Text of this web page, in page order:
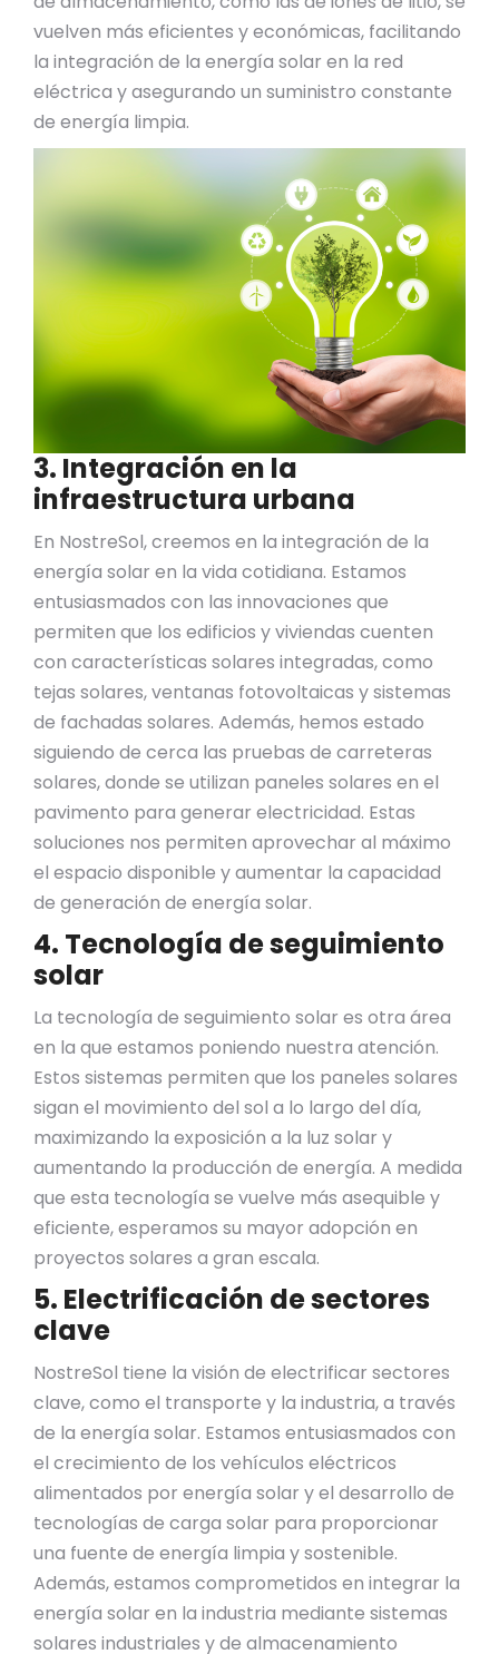
vuelven más eficientes y económicas, facilitando
la integración de la energía solar en la red
eléctrica y asegurando un suministro constante
de energía limpia.
3. Integración en la
infraestructura urbana
En NostreSol, creemos en la integración de la
energía solar en la vida cotidiana. Estamos
entusiasmados con las innovaciones que
permiten que los edificios y viviendas cuenten
con características solares integradas, como
tejas solares, ventanas fotovoltaicas y sistemas
de fachadas solares. Además, hemos estado
siguiendo de cerca las pruebas de carreteras
solares, donde se utilizan paneles solares en el
pavimento para generar electricidad. Estas
soluciones nos permiten aprovechar al máximo
el espacio disponible y aumentar la capacidad
de generación de energía solar.
4. Tecnología de seguimiento
solar
La tecnología de seguimiento solar es otra área
en la que estamos poniendo nuestra atención.
Estos sistemas permiten que los paneles solares
sigan el movimiento del sol a lo largo del día,
maximizando la exposición a la luz solar y
aumentando la producción de energía. A medida
que esta tecnología se vuelve más asequible y
eficiente, esperamos su mayor adopción en
proyectos solares a gran escala.
5. Electrificación de sectores
clave
NostreSol tiene la visión de electrificar sectores
clave, como el transporte y la industria, a través
de la energía solar. Estamos entusiasmados con
el crecimiento de los vehículos eléctricos
alimentados por energía solar y el desarrollo de
tecnologías de carga solar para proporcionar
una fuente de energía limpia y sostenible.
Además, estamos comprometidos en integrar la
energía solar en la industria mediante sistemas
solares industriales y de almacenamiento